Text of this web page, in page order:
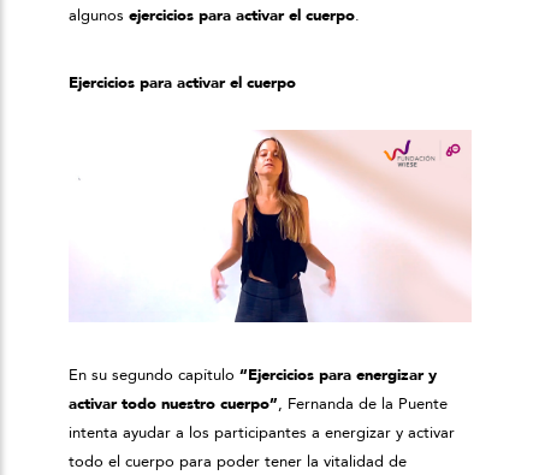
algunos ejercicios para activar el cuerpo.
Ejercicios para activar el cuerpo
En su segundo capítulo “Ejercicios para energizar y
activar todo nuestro cuerpo”, Fernanda de la Puente
intenta ayudar a los participantes a energizar y activar
todo el cuerpo para poder tener la vitalidad de